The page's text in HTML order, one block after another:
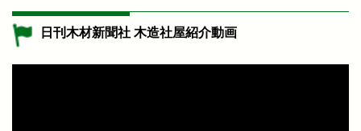
日刊木材新聞社 木造社屋紹介動画